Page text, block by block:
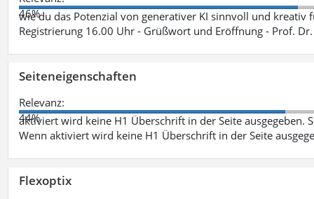
46%
wie du das Potenzial von generativer KI sinnvoll und kreativ
Registrierung 16.00 Uhr - Grüßwort und Eröffnung - Prof.
Seiteneigenschaften
Relevanz:
44%
aktiviert wird keine H1 Überschrift in der Seite ausgegeben.
Wenn aktiviert wird keine H1 Überschrift in der Seite
Flexoptix